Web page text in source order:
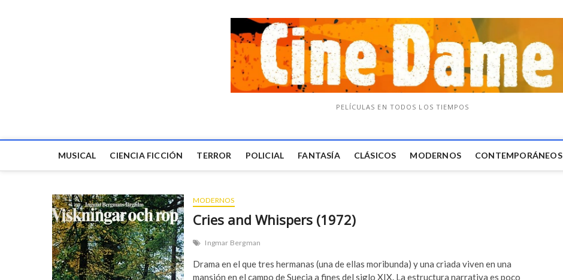
PELÍCULAS EN TODOS LOS TIEMPOS
MUSICAL CIENCIA FICCIÓN TERROR POLICIAL FANTASÍA CLÁSICOS MODERNOS CONTEMPORÁNEOS
MODERNOS
Cries and Whispers (1972)
Ingmar Bergman
Drama en el que tres hermanas (una de ellas moribunda) y una criada viven en una
mansión en el campo de Suecia a fines del siglo XIX. La estructura narrativa es poco